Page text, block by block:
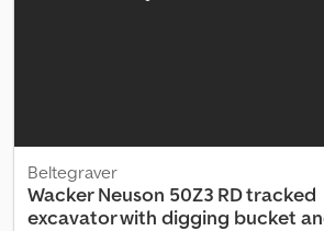
Beltegraver
Wacker Neuson 50Z3 RD tracked
excavator with digging bucket